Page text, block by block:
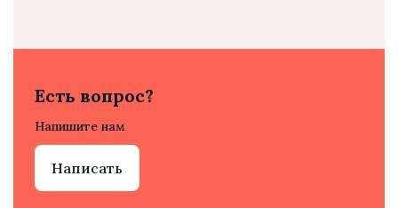
Есть вопрос?
Напишите нам
Написать